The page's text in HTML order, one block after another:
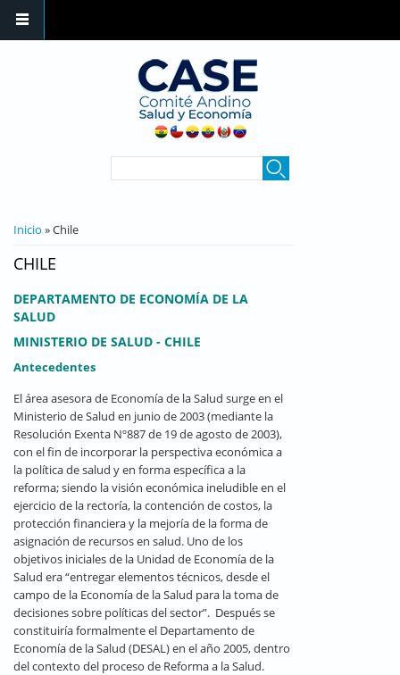
BÚSQUEDA
SE ENCUENTRA USTED AQUÍ
Inicio » Chile
CHILE
DEPARTAMENTO DE ECONOMÍA DE LA
SALUD
MINISTERIO DE SALUD - CHILE
Antecedentes
El área asesora de Economía de la Salud surge en el
Ministerio de Salud en junio de 2003 (mediante la
Resolución Exenta Nº887 de 19 de agosto de 2003),
con el fin de incorporar la perspectiva económica a
la política de salud y en forma específica a la
reforma; siendo la visión económica ineludible en el
ejercicio de la rectoría, la contención de costos, la
protección financiera y la mejoría de la forma de
asignación de recursos en salud. Uno de los
objetivos iniciales de la Unidad de Economía de la
Salud era “entregar elementos técnicos, desde el
campo de la Economía de la Salud para la toma de
decisiones sobre políticas del sector”. Después se
constituiría formalmente el Departamento de
Economía de la Salud (DESAL) en el año 2005, dentro
del contexto del proceso de Reforma a la Salud.